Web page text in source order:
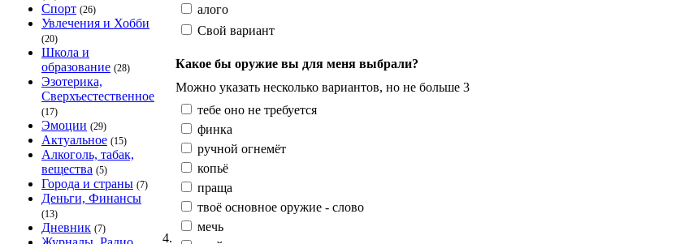
Спорт (26)
Увлечения и Хобби
(20)
Школа и
образование (28)
Эзотерика,
Сверхъестественное
(17)
Эмоции (29)
Актуальное (15)
Алкоголь, табак,
вещества (5)
Города и страны (7)
Деньги, Финансы
(13)
Дневник (7)
алого
Свой вариант
4.
Какое бы оружие вы для меня выбрали?
Можно указать несколько вариантов, но не больше 3
тебе оно не требуется
финка
ручной огнемёт
копьё
праща
твоё основное оружие - слово
мечь